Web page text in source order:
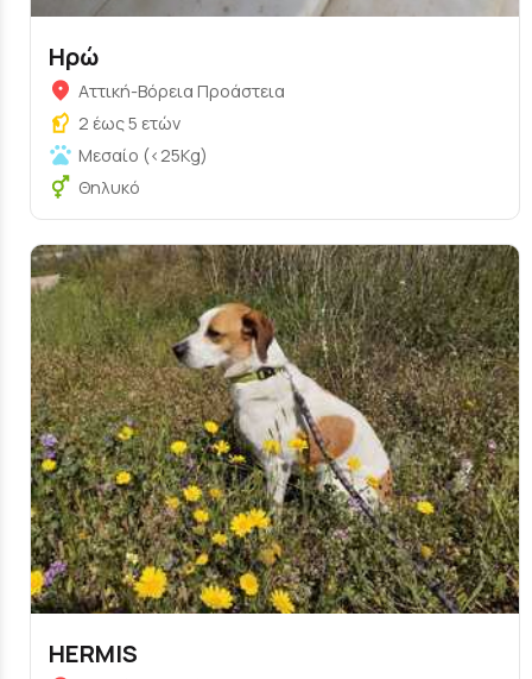
Ηρώ
Αττική-Βόρεια Προάστεια
2 έως 5 ετών
Μεσαίο (<25Kg)
Θηλυκό
HERMIS